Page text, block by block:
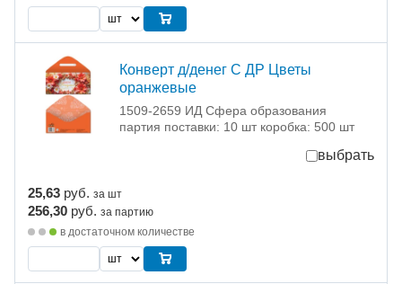
Конверт д/денег С ДР Цветы
оранжевые
1509-2659 ИД Сфера образования
партия поставки: 10 шт коробка: 500 шт
выбрать
25,63 руб. за шт
256,30 руб. за партию
в достаточном количестве